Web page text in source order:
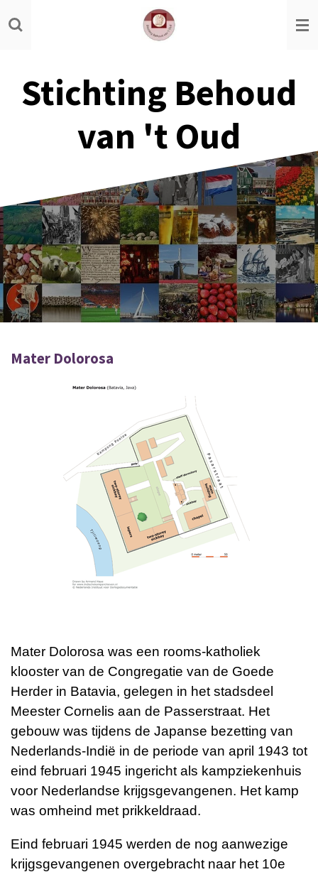
Ga
direct
hoofdinhoud
Stichting Behoud
van 't Oud
Mater Dolorosa
Mater Dolorosa was een rooms-katholiek
klooster van de Congregatie van de Goede
Herder in Batavia, gelegen in het stadsdeel
Meester Cornelis aan de Passerstraat. Het
gebouw was tijdens de Japanse bezetting van
Nederlands-Indië in de periode van april 1943 tot
eind februari 1945 ingericht als kampziekenhuis
voor Nederlandse krijgsgevangenen. Het kamp
was omheind met prikkeldraad.
Eind februari 1945 werden de nog aanwezige
krijgsgevangenen overgebracht naar het 10e